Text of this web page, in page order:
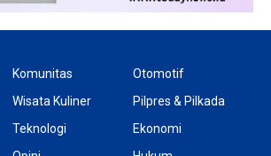
Komunitas
Wisata Kuliner
Teknologi
Otomotif
Pilpres & Pilkada
Ekonomi